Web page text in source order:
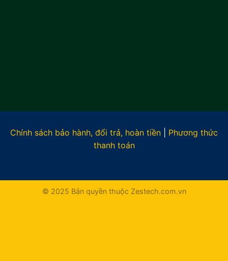
Chính sách bảo hành, đổi trả, hoàn tiền
Phương thức
thanh toán
© 2025 Bản quyền thuộc Zestech.com.vn